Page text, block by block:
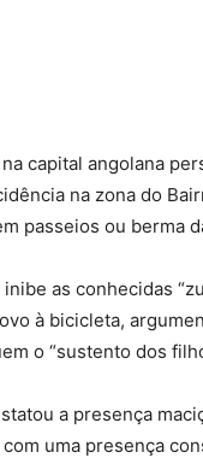
capital angolana
na zona do
passeios ou berma
as conhecidas
à bicicleta,
o “sustento dos
a presença
uma presença